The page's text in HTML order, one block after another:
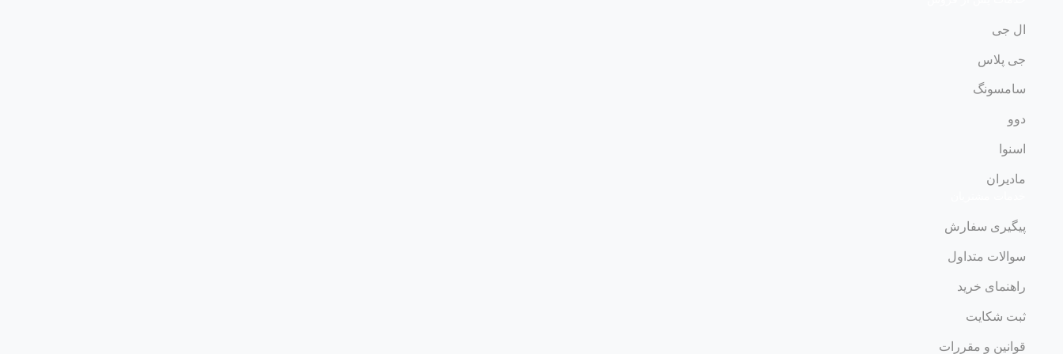
ال جی
جی پلاس
سامسونگ
دوو
اسنوا
مادیران
پیگیری سفارش
سوالات متداول
راهنمای خرید
ثبت شکایت
قوانین و مقررات